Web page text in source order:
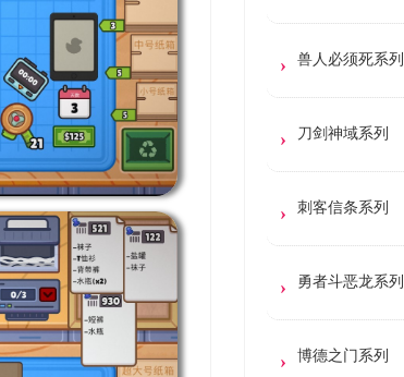
兽人必须死系列
刀剑神域系列
刺客信条系列
勇者斗恶龙系列
博德之门系列